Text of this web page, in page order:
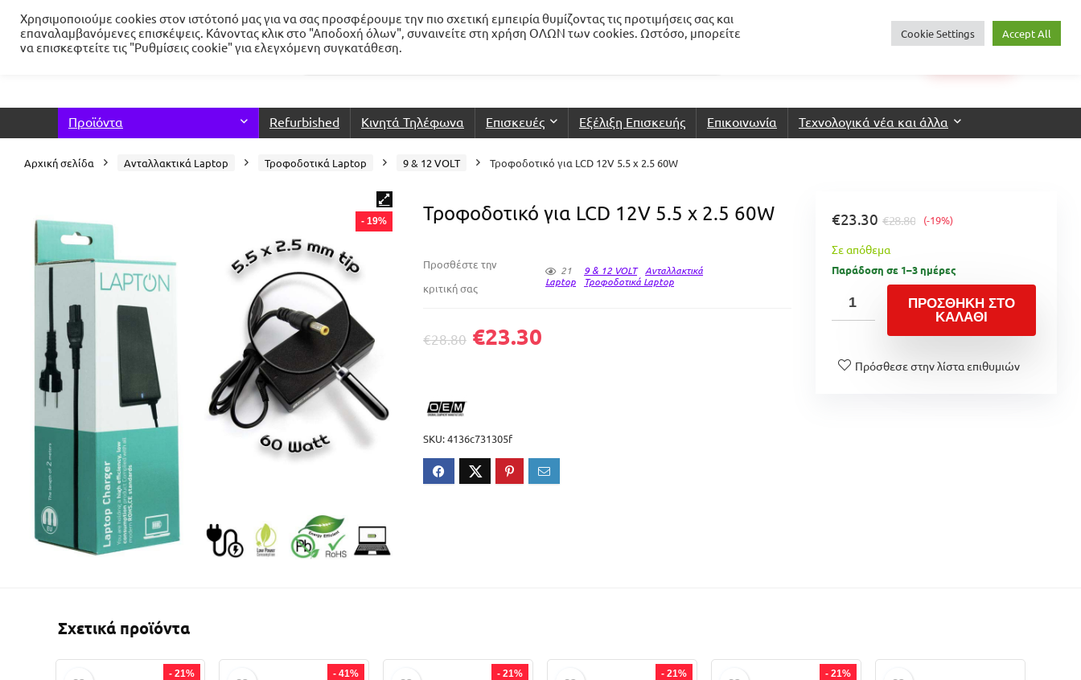
0
Προϊόντα Refurbished Κινητά Τηλέφωνα Επισκευές Εξέλιξη Επισκευής Επικοινωνία Τεχνολογικά νέα και άλλα
Αρχική σελίδα Ανταλλακτικά Laptop Τροφοδοτικά Laptop 9 & 12 VOLT Τροφοδοτικό για LCD 12V 5.5 x 2.5 60W
- 19% Τροφοδοτικό για LCD 12V 5.5 x 2.5 60W
Προσθέστε την
κριτική σας
21 9 & 12 VOLT
Ανταλλακτικά
Laptop
Τροφοδοτικά Laptop
€28.80 €23.30
SKU:4136c731305f
€28.80
€23.30 (-19%)
Σε απόθεμα
Παράδοση σε 1–3 ημέρες
ΠΡΟΣΘΉΚΗ ΣΤΟ
ΚΑΛΆΘΙ
Πρόσθεσε στην λίστα επιθυμιών
Σχετικά προϊόντα
- 21% - 41% - 21% - 21% - 21%
Χρησιμοποιούμε cookies στον ιστότοπό μας για να σας προσφέρουμε την πιο σχετική εμπειρία θυμίζοντας τις προτιμήσεις σας και
επαναλαμβανόμενες επισκέψεις. Κάνοντας κλικ στο "Αποδοχή όλων", συναινείτε στη χρήση ΟΛΩΝ των cookies. Ωστόσο, μπορείτε
να επισκεφτείτε τις "Ρυθμίσεις cookie" για ελεγχόμενη συγκατάθεση.
Cookie Settings Accept All